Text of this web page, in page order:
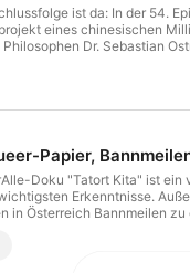
ist da: In der 54.
eines chinesischen
Dr. Sebastian
Papier,
Doku "Tatort Kita" ist ein
Erkenntnisse.
in Österreich Bannmeilen